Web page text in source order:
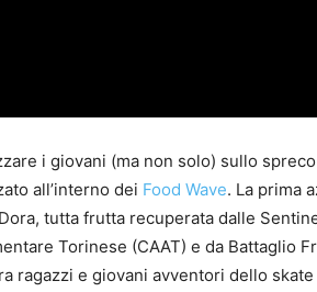
i giovani (ma non solo) sullo
all’interno dei Food Wave. La prima
tutta frutta recuperata dalle
Torinese (CAAT) e da Battaglio
ragazzi e giovani avventori dello skate